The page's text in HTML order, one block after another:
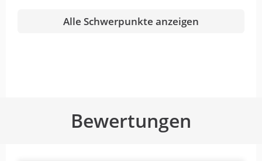
Alle Schwerpunkte anzeigen
Bewertungen